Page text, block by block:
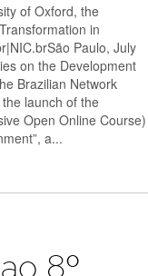
of Oxford, the
in
Paulo, July
on the Development
Brazilian Network
launch of the
Open Online Course)
a...
8º